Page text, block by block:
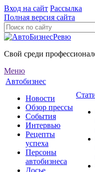
Вход на сайт Рассылка
Полная версия сайта
Свой среди
Меню
Автобизнес
Новости
Обзор прессы
События
Интервью
Рецепты
успеха
Персоны
автобизнеса
Досье